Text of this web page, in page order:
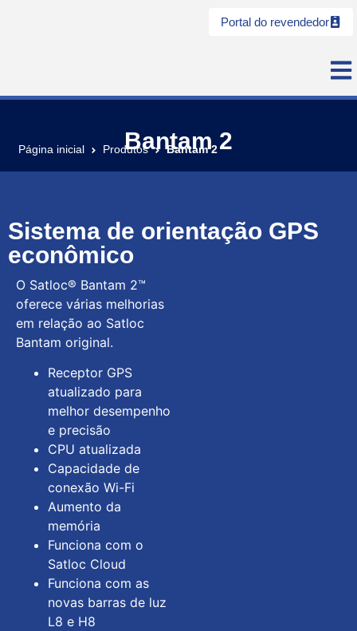
Portal do revendedor
Bantam 2
Página inicial Produtos Bantam 2
Sistema de orientação GPS
econômico
O Satloc® Bantam 2™
oferece várias melhorias
em relação ao Satloc
Bantam original.
Receptor GPS
atualizado para
melhor desempenho
e precisão
CPU atualizada
Capacidade de
conexão Wi-Fi
Aumento da
memória
Funciona com o
Satloc Cloud
Funciona com as
novas barras de luz
L8 e H8